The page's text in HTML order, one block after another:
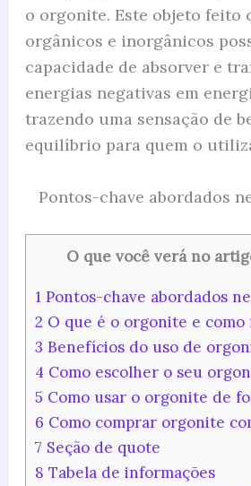
o orgonite. Este objeto feito
orgânicos e inorgânicos
capacidade de absorver e
energias negativas em
trazendo uma sensação de
equilíbrio para quem o
Pontos-chave abordados
O que você verá no
1Pontos-chave abordados
2 O que é o orgonite e como
3 Benefícios do uso de
4 Como escolher o seu
5 Como usar o orgonite de
6 Como comprar orgonite
7 Seção de quote
8 Tabela de informações